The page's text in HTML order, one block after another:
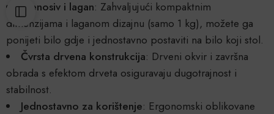
Prenosiv i lagan: Zahvaljujući kompaktnim
dimenzijama i laganom dizajnu (samo 1 kg), možete ga
ponijeti bilo gdje i jednostavno postaviti na bilo koji stol.
Čvrsta drvena konstrukcija: Drveni okvir i završna
obrada s efektom drveta osiguravaju dugotrajnost i
stabilnost.
Jednostavno za korištenje: Ergonomski oblikovane